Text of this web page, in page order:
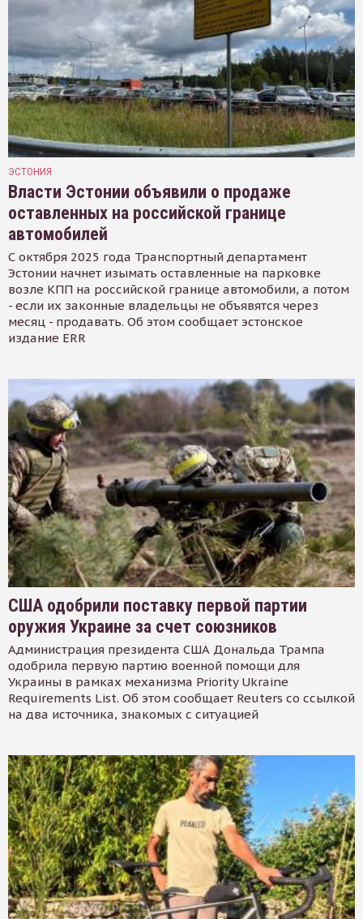
ЭСТОНИЯ
Власти Эстонии объявили о продаже
оставленных на российской границе
автомобилей
С октября 2025 года Транспортный департамент
Эстонии начнет изымать оставленные на парковке
возле КПП на российской границе автомобили, а потом
- если их законные владельцы не объявятся через
месяц - продавать. Об этом сообщает эстонское
издание ERR
США одобрили поставку первой партии
оружия Украине за счет союзников
Администрация президента США Дональда Трампа
одобрила первую партию военной помощи для
Украины в рамках механизма Priority Ukraine
Requirements List. Об этом сообщает Reuters со ссылкой
на два источника, знакомых с ситуацией